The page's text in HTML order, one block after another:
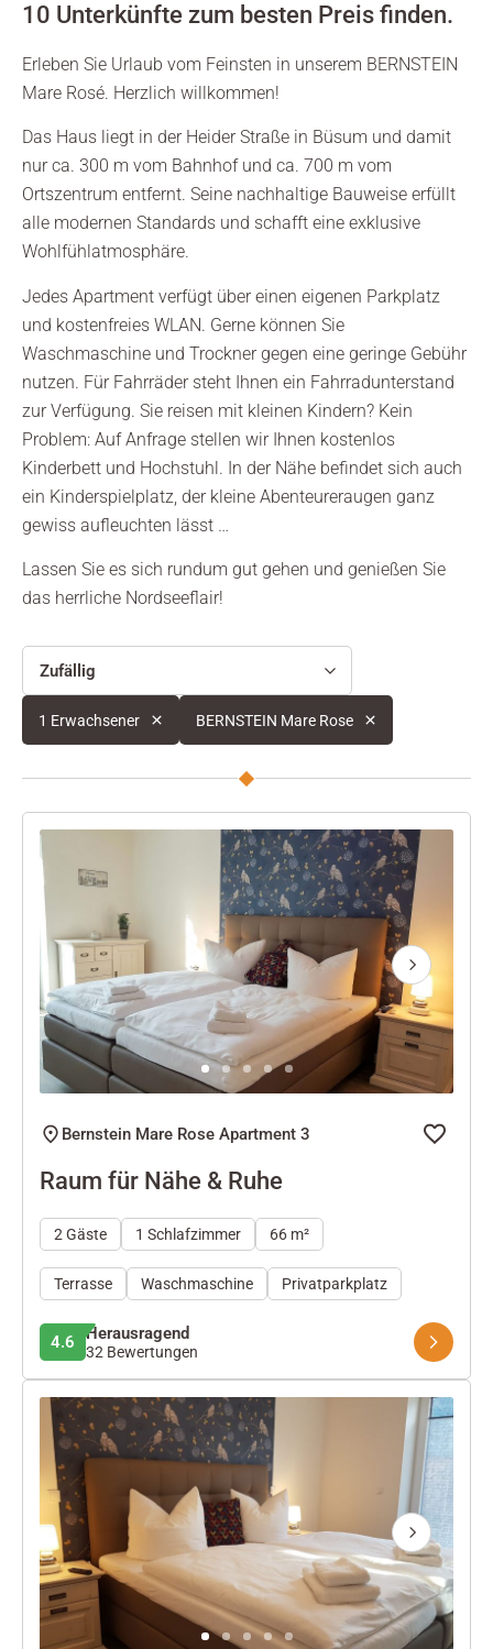
10 Unterkünfte zum besten Preis finden.
Erleben Sie Urlaub vom Feinsten in unserem BERNSTEIN
Mare Rosé. Herzlich willkommen!
Das Haus liegt in der Heider Straße in Büsum und damit
nur ca. 300 m vom Bahnhof und ca. 700 m vom
Ortszentrum entfernt. Seine nachhaltige Bauweise erfüllt
alle modernen Standards und schafft eine exklusive
Wohlfühlatmosphäre.
Jedes Apartment verfügt über einen eigenen Parkplatz
und kostenfreies WLAN. Gerne können Sie
Waschmaschine und Trockner gegen eine geringe Gebühr
nutzen. Für Fahrräder steht Ihnen ein Fahrradunterstand
zur Verfügung. Sie reisen mit kleinen Kindern? Kein
Problem: Auf Anfrage stellen wir Ihnen kostenlos
Kinderbett und Hochstuhl. In der Nähe befindet sich auch
ein Kinderspielplatz, der kleine Abenteureraugen ganz
gewiss aufleuchten lässt …
Lassen Sie es sich rundum gut gehen und genießen Sie
das herrliche Nordseeflair!
1 Erwachsener BERNSTEIN Mare Rose
Zufällig
Next
Bernstein Mare Rose Apartment 3
Raum für Nähe & Ruhe
2 Gäste 1 Schlafzimmer 66 m²
Terrasse Waschmaschine Privatparkplatz
4.6 Herausragend
32 Bewertungen
Next